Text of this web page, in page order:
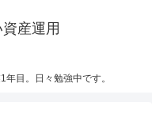
産運用
目。日々勉強中です。